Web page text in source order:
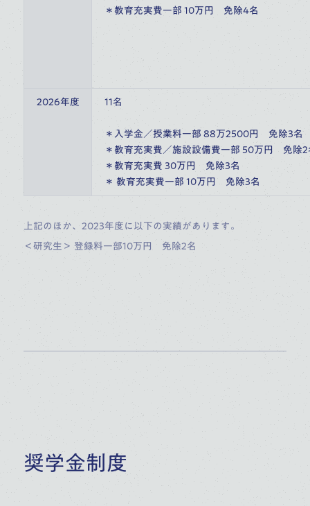
＊教育充実費一部 10万円　免除4名
2026年度 11名
＊入学金／授業料一部 88万2500円　免除3名
＊教育充実費／施設設備費一部 50万円　免除2
＊教育充実費 30万円　免除3名
＊ 教育充実費一部 10万円　免除3名
上記のほか、2023年度に以下の実績があります。
＜研究生＞ 登録料一部10万円 免除2名
奨学金制度